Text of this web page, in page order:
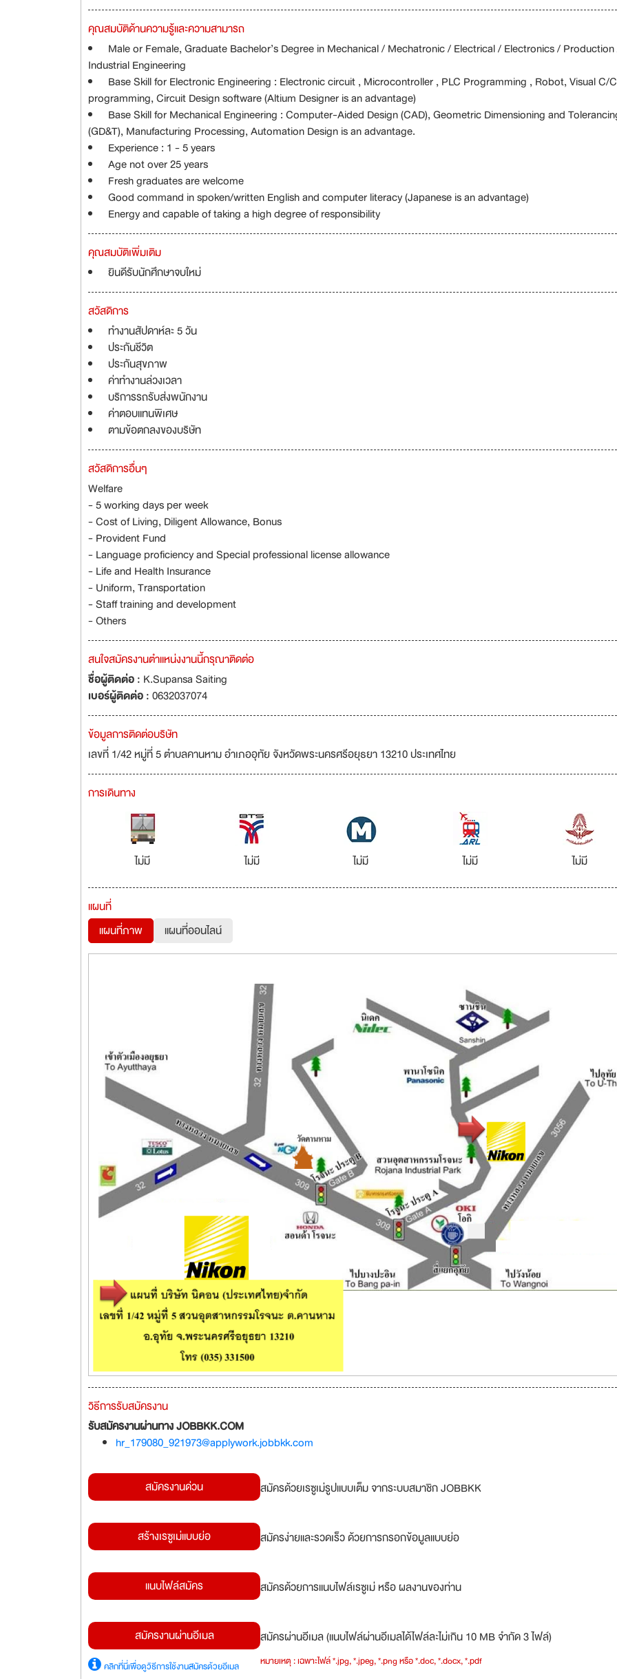
คุณสมบัติด้านความรู้และความสามารถ
Male or Female, Graduate Bachelor’s Degree in Mechanical / Mechatronic / Electrical / Electronics /
Industrial Engineering
Base Skill for Electronic Engineering : Electronic circuit , Microcontroller , PLC Programming , Robot, Visual C/
programming, Circuit Design software (Altium Designer is an advantage)
Base Skill for Mechanical Engineering : Computer-Aided Design (CAD), Geometric Dimensioning and
(GD&T), Manufacturing Processing, Automation Design is an advantage.
Experience : 1 - 5 years
Age not over 25 years
Fresh graduates are welcome
Good command in spoken/written English and computer literacy (Japanese is an advantage)
Energy and capable of taking a high degree of responsibility
คุณสมบัติเพิ่มเติม
ยินดีรับนักศึกษาจบใหม่
สวัสดิการ
ทำงานสัปดาห์ละ 5 วัน
ประกันชีวิต
ประกันสุขภาพ
ค่าทำงานล่วงเวลา
บริการรถรับส่งพนักงาน
ค่าตอบแทนพิเศษ
ตามข้อตกลงของบริษัท
สวัสดิการอื่นๆ
Welfare
- 5 working days per week
- Cost of Living, Diligent Allowance, Bonus
- Provident Fund
- Language proficiency and Special professional license allowance
- Life and Health Insurance
- Uniform, Transportation
- Staff training and development
- Others
สนใจสมัครงานตำแหน่งงานนี้กรุณาติดต่อ
ชื่อผู้ติดต่อ : K.Supansa Saiting
เบอร์ผู้ติดต่อ :0632037074
ข้อมูลการติดต่อบริษัท
เลขที่ 1/42 หมู่ที่ 5 ตำบลคานหาม อำเภออุทัย จังหวัดพระนครศรีอยุธยา 13210 ประเทศไทย
การเดินทาง
ไม่มี ไม่มี ไม่มี ไม่มี ไม่มี
แผนที่
แผนที่ภาพ
แผนที่ออนไลน์
วิธีการรับสมัครงาน
รับสมัครงานผ่านทาง JOBBKK.COM
hr_179080_921973@applywork.jobbkk.com
สมัครงานด่วน สมัครด้วยเรซูเม่รูปแบบเต็ม จากระบบสมาชิก JOBBKK
สร้างเรซูเม่แบบย่อ สมัครง่ายและรวดเร็ว ด้วยการกรอกข้อมูลแบบย่อ
แนบไฟล์สมัคร สมัครด้วยการแนบไฟล์เรซูเม่ หรือ ผลงานของท่าน
สมัครงานผ่านอีเมล
คลิกที่นี่เพื่อดูวิธีการใช้งานสมัครด้วยอีเมล
สมัครผ่านอีเมล (แนบไฟล์ผ่านอีเมลได้ไฟล์ละไม่เกิน 10 MB จำกัด 3 ไฟล์)
หมายเหตุ : เฉพาะไฟล์ *.jpg, *.jpeg, *.png หรือ *.doc, *.docx, *.pdf